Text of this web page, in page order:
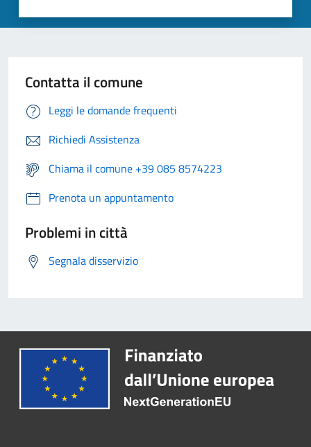
Contatta il comune
Leggi le domande frequenti
Richiedi Assistenza
Chiama il comune +39 085 8574223
Prenota un appuntamento
Problemi in città
Segnala disservizio